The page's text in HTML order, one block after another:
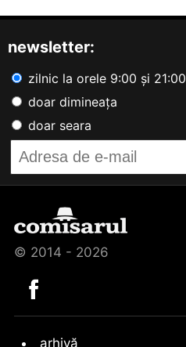
newsletter:
zilnic la orele 9:00 și 21:00
doar dimineața
doar seara
© 2014 - 2026
arhivă